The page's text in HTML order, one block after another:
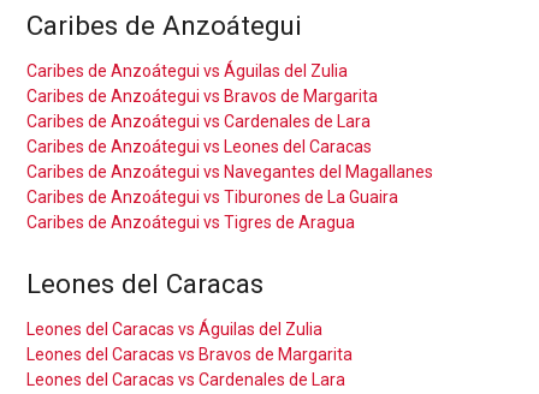
Caribes de Anzoátegui
Caribes de Anzoátegui vs Águilas del Zulia
Caribes de Anzoátegui vs Bravos de Margarita
Caribes de Anzoátegui vs Cardenales de Lara
Caribes de Anzoátegui vs Leones del Caracas
Caribes de Anzoátegui vs Navegantes del Magallanes
Caribes de Anzoátegui vs Tiburones de La Guaira
Caribes de Anzoátegui vs Tigres de Aragua
Leones del Caracas
Leones del Caracas vs Águilas del Zulia
Leones del Caracas vs Bravos de Margarita
Leones del Caracas vs Cardenales de Lara